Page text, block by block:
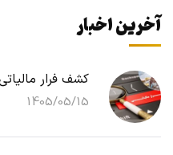
آخرین اخبار
کشف فرار
1405/05/15